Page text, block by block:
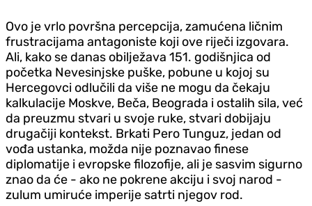
Ovo je vrlo površna percepcija, zamućena ličnim
frustracijama antagoniste koji ove riječi izgovara.
Ali, kako se danas obilježava 151. godišnjica od
početka Nevesinjske puške, pobune u kojoj su
Hercegovci odlučili da više ne mogu da čekaju
kalkulacije Moskve, Beča, Beograda i ostalih sila, već
da preuzmu stvari u svoje ruke, stvari dobijaju
drugačiji kontekst. Brkati Pero Tunguz, jedan od
vođa ustanka, možda nije poznavao finese
diplomatije i evropske filozofije, ali je sasvim sigurno
znao da će - ako ne pokrene akciju i svoj narod -
zulum umiruće imperije satrti njegov rod.